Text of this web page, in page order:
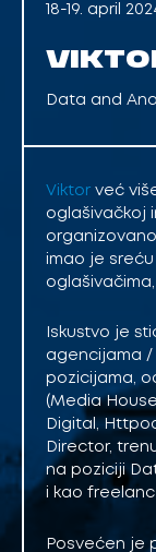
18-19. april
Data and
Viktor već
oglašivačkoj
imao je
Iskustvo je
agencijama /
pozicijama,
(Media
Digital,
Director,
na poziciji
i kao
Posvećen je